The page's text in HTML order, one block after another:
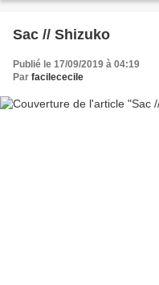
Sac // Shizuko
Publié le 17/09/2019 à 04:19
Par facilececile